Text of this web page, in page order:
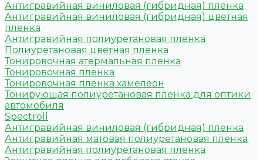
Антигравийная виниловая (гибридная) пленка
Антигравийная виниловая (гибридная) цветная
пленка
Антигравийная полиуретановая пленка
Полиуретановая цветная пленка
Тонировочная атермальная пленка
Тонировочная пленка
Тонировочная пленка хамелеон
Тонирующая полиуретановая пленка для оптики
автомобиля
Spectroll
Антигравийная виниловая (гибридная) пленка
Антигравийная матовая полиуретановая пленка
Антигравийная полиуретановая пленка